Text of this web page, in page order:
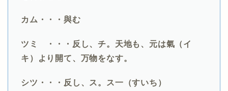
カム・・・與む
ツミ
・・・反し、チ。天地も、元は氣（イ
キ）より開て、万物をなす。
シツ・・・反し、ス。ス一（すいち）